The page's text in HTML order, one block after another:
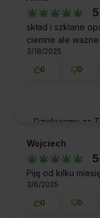
Pozdrawiamy!
Dziękujemy za
wsparcie jest
do jeszcze
Pozdrawiamy!
5
skład i szklane
ciemne ale
3/18/2025
0
0
Wojciech
5
Piję od kilku
3/6/2025
0
0